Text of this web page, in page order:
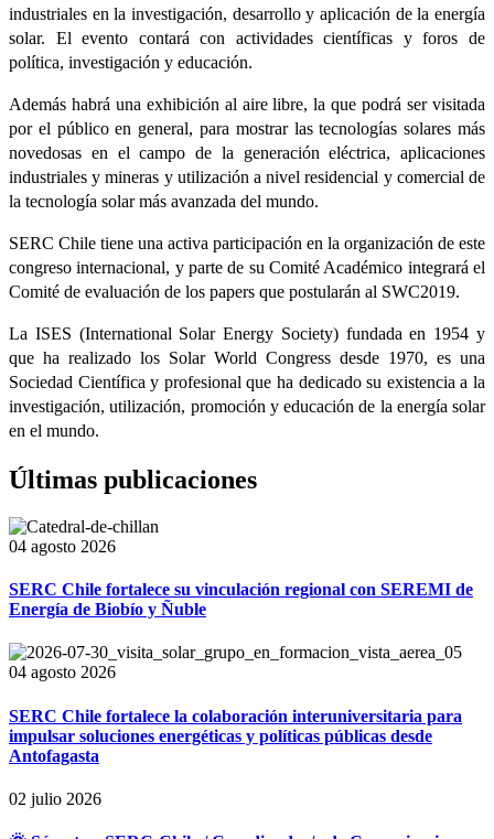
industriales en la investigación, desarrollo y aplicación de la energía
solar. El evento contará con actividades científicas y foros de
política, investigación y educación.
Además habrá una exhibición al aire libre, la que podrá ser visitada
por el público en general, para mostrar las tecnologías solares más
novedosas en el campo de la generación eléctrica, aplicaciones
industriales y mineras y utilización a nivel residencial y comercial de
la tecnología solar más avanzada del mundo.
SERC Chile tiene una activa participación en la organización de este
congreso internacional, y parte de su Comité Académico integrará el
Comité de evaluación de los papers que postularán al SWC2019.
La ISES (International Solar Energy Society) fundada en 1954 y
que ha realizado los Solar World Congress desde 1970, es una
Sociedad Científica y profesional que ha dedicado su existencia a la
investigación, utilización, promoción y educación de la energía solar
en el mundo.
Últimas publicaciones
04 agosto 2026
SERC Chile fortalece su vinculación regional con SEREMI de
Energía de Biobío y Ñuble
04 agosto 2026
SERC Chile fortalece la colaboración interuniversitaria para
impulsar soluciones energéticas y políticas públicas desde
Antofagasta
02 julio 2026